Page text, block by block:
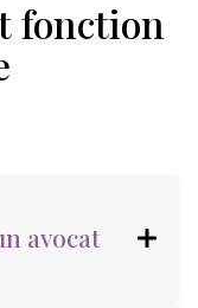
fonction
avocat